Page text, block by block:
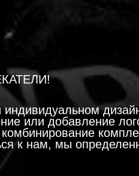
или добавление
к нам, мы